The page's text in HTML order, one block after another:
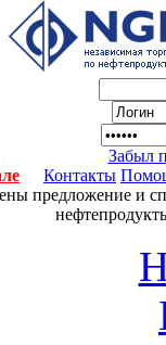
Забыл
Контакты
предложение и